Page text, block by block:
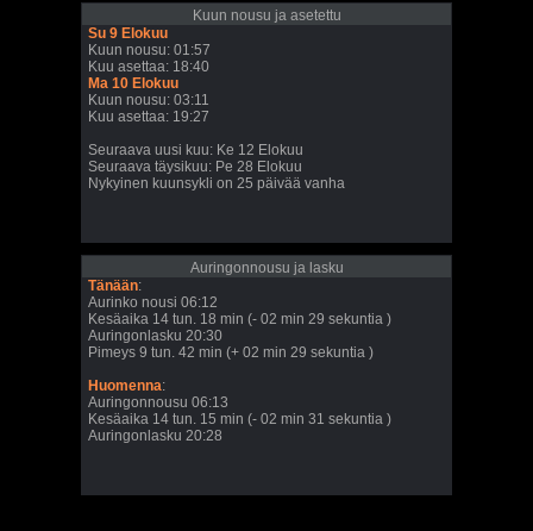
Kuun nousu ja asetettu
Su 9 Elokuu
Kuun nousu: 01:57
Kuu asettaa: 18:40
Ma 10 Elokuu
Kuun nousu: 03:11
Kuu asettaa: 19:27
Seuraava uusi kuu: Ke 12 Elokuu
Seuraava täysikuu: Pe 28 Elokuu
Nykyinen kuunsykli on 25 päivää vanha
Auringonnousu ja lasku
Tänään:
Aurinko nousi 06:12
Kesäaika 14 tun. 18 min (- 02 min 29 sekuntia )
Auringonlasku 20:30
Pimeys 9 tun. 42 min (+ 02 min 29 sekuntia )
Huomenna:
Auringonnousu 06:13
Kesäaika 14 tun. 15 min (- 02 min 31 sekuntia )
Auringonlasku 20:28